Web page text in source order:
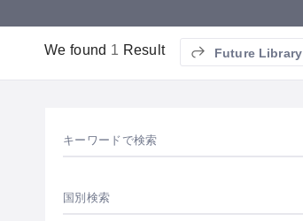
We found 1 Result Future Library
キーワードで検索
国別検索